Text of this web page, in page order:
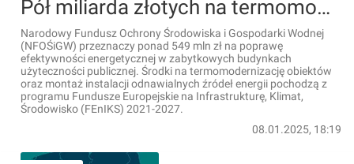
Pół miliarda złotych na termomodernizację zabytkowych budynków użyteczności publicznej
Narodowy Fundusz Ochrony Środowiska i Gospodarki Wodnej
(NFOŚiGW) przeznaczy ponad 549 mln zł na poprawę
efektywności energetycznej w zabytkowych budynkach
użyteczności publicznej. Środki na termomodernizację obiektów
oraz montaż instalacji odnawialnych źródeł energii pochodzą z
programu Fundusze Europejskie na Infrastrukturę, Klimat,
Środowisko (FEnIKS) 2021-2027.
08.01.2025, 18:19